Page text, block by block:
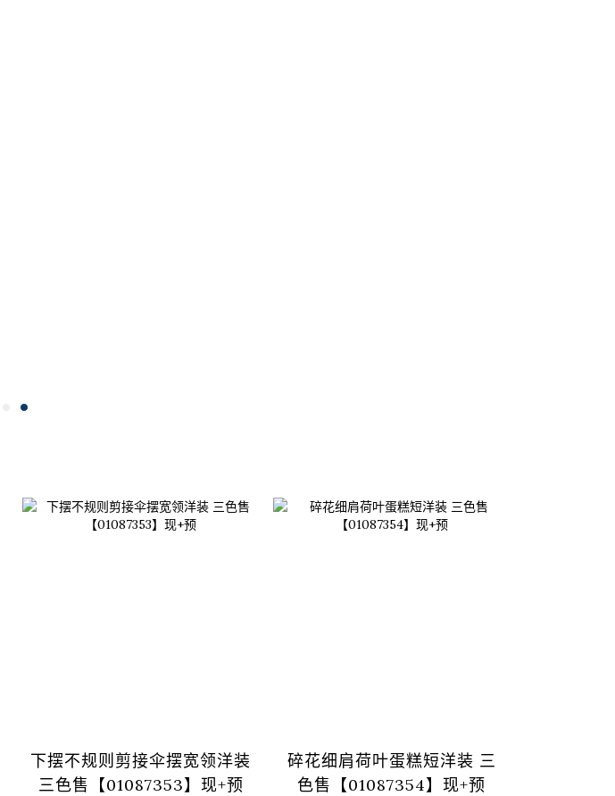
下摆不规则剪接伞摆宽领洋装
三色售【01087353】现+预
碎花细肩荷叶蛋糕短洋装 三
色售【01087354】现+预